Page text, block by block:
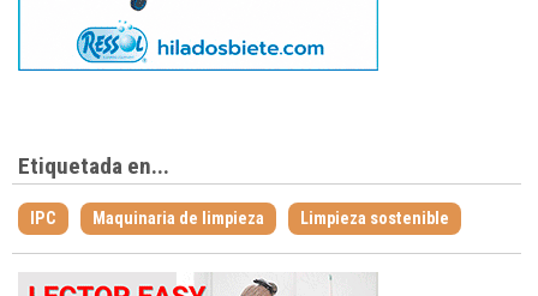
Etiquetada en...
IPC Maquinaria de limpieza Limpieza sostenible